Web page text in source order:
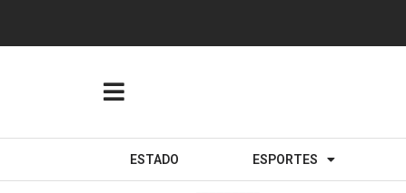
ESTADO ESPORTES